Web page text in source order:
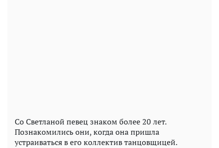
Со Светланой певец знаком более 20 лет.
Познакомились они, когда она пришла
устраиваться в его коллектив танцовщицей.